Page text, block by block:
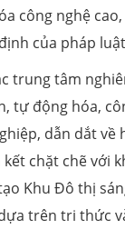
công nghệ
của pháp
trung tâm
tự động hóa,
dẫn dắt
kết chặt chẽ với
Khu Đô thị
trên tri thức